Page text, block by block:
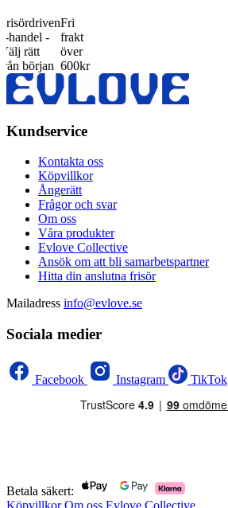
-
Fri
frakt
över
600kr
Kundservice
Kontakta oss
Köpvillkor
Ångerätt
Frågor och svar
Om oss
Våra produkter
Evlove Collective
Ansök om att bli samarbetspartner
Hitta din anslutna frisör
Mailadress info@evlove.se
Sociala medier
Facebook Instagram TikTok
Betala säkert:
KöpvillkorOm oss Evlove Collective